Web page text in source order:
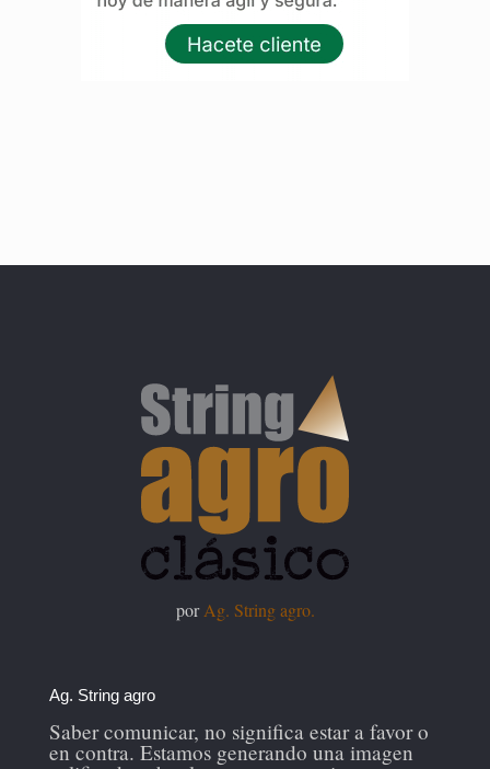
porAg. String agro.
Ag. String agro
Saber comunicar, no significa estar a favor o
en contra. Estamos generando una imagen